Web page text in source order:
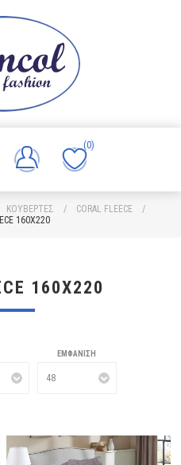
(0)
ΚΟΥΒΕΡΤΕΣ / CORAL FLEECE
/
160X220
160X220
ΕΜΦΆΝΙΣΗ